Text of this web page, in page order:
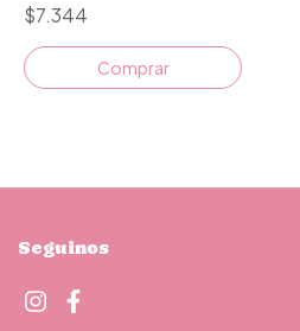
$7.344
Comprar
Seguinos